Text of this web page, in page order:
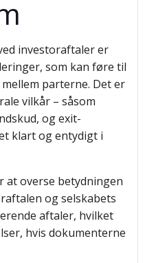
investoraftaler er
som kan føre til
parterne. Det er
vilkår – såsom
og exit-
klart og entydigt i
at overse betydningen
og selskabets
aftaler, hvilket
hvis dokumenterne